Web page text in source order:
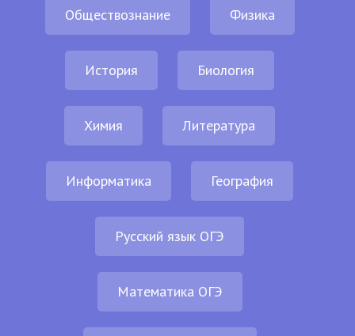
Обществознание Физика
История Биология
Химия Литература
Информатика География
Русский язык ОГЭ
Математика ОГЭ